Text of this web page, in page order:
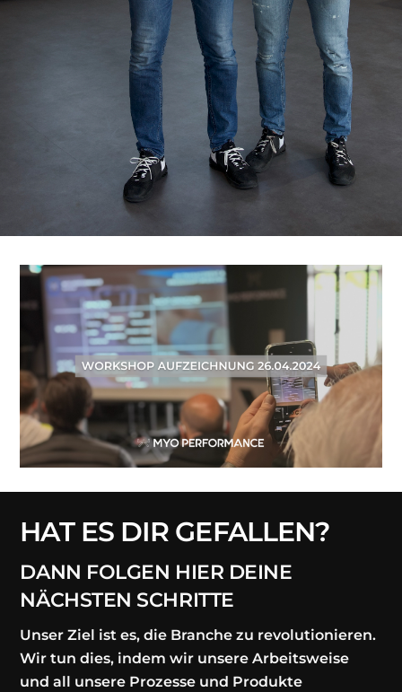
HAT ES DIR GEFALLEN?
DANN FOLGEN HIER DEINE
NÄCHSTEN SCHRITTE
Unser Ziel ist es, die Branche zu revolutionieren.
Wir tun dies, indem wir unsere Arbeitsweise
und all unsere Prozesse und Produkte